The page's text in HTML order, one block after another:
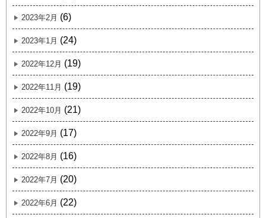
2023年2月 (6)
2023年1月 (24)
2022年12月 (19)
2022年11月 (19)
2022年10月 (21)
2022年9月 (17)
2022年8月 (16)
2022年7月 (20)
2022年6月 (22)